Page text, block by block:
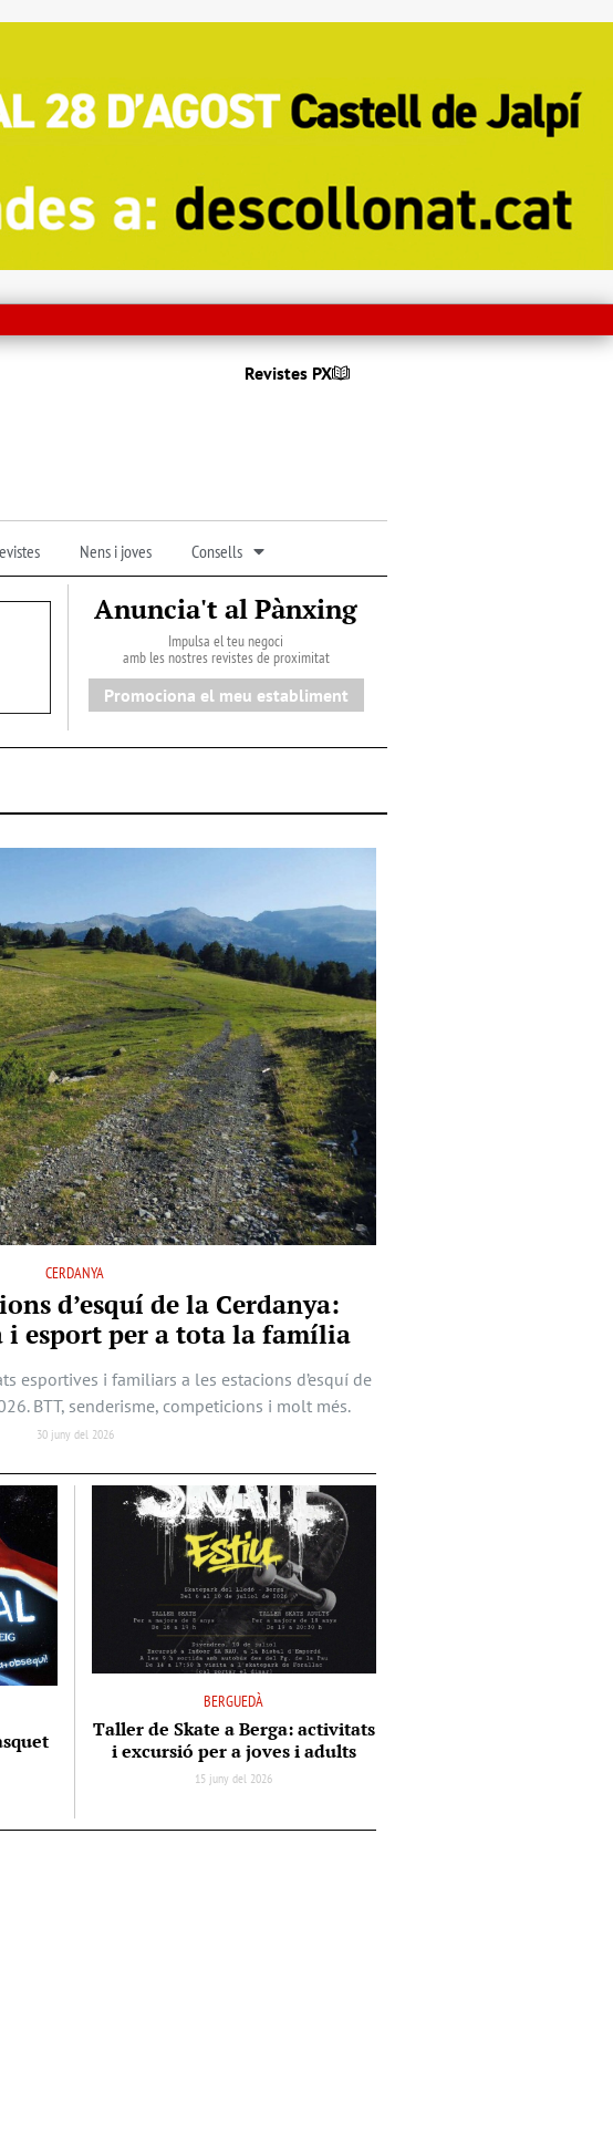
Revistes PX
Nens i joves Consells
Anuncia't al Pànxing
Impulsa el teu negoci
amb les nostres revistes de proximitat
Promociona el meu establiment
CERDANYA
d’esquí de la Cerdanya:
i esport per a tota la família
esportives i familiars a les estacions d’esquí de
BTT, senderisme, competicions i molt més.
30 juny del 2026
BERGUEDÀ
Taller de Skate a Berga: activitats
i excursió per a joves i adults
15 juny del 2026